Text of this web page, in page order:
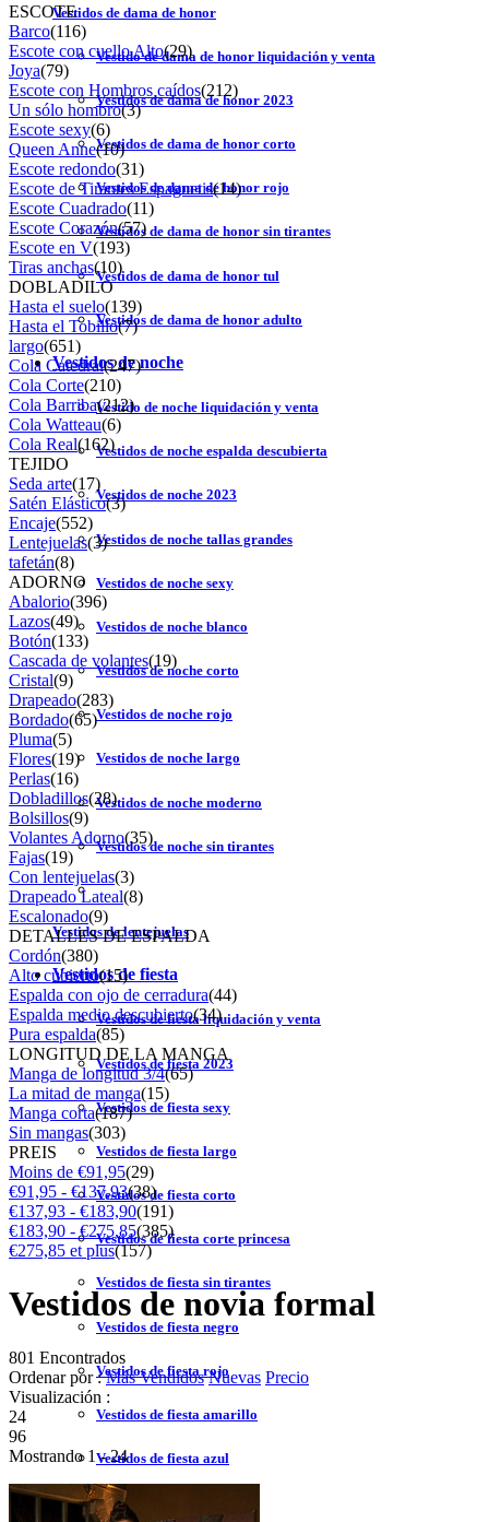
Vestidos de dama de honor
Vestido de dama de honor liquidación y venta
Vestidos de dama de honor 2023
Vestidos de dama de honor corto
Vestidos de dama de honor rojo
Vestidos de dama de honor sin tirantes
Vestidos de dama de honor tul
Vestidos de dama de honor adulto
Vestidos de noche
Vestido de noche liquidación y venta
Vestidos de noche espalda descubierta
Vestidos de noche 2023
Vestidos de noche tallas grandes
Vestidos de noche sexy
Vestidos de noche blanco
Vestidos de noche corto
Vestidos de noche rojo
Vestidos de noche largo
Vestidos de noche moderno
Vestidos de noche sin tirantes
Vestidos de lentejuelas
Vestidos de fiesta
Vestidos de fiesta liquidación y venta
Vestidos de fiesta 2023
Vestidos de fiesta sexy
Vestidos de fiesta largo
Vestidos de fiesta corto
Vestidos de fiesta corte princesa
Vestidos de fiesta sin tirantes
Vestidos de fiesta negro
Vestidos de fiesta rojo
Vestidos de fiesta amarillo
Vestidos de fiesta azul
Vestidos de cóctel
ESCOTE
Barco(116)
Escote con cuello Alto(29)
Joya(79)
Escote con Hombros caídos(212)
Un sólo hombro(3)
Escote sexy(6)
Queen Anne(10)
Escote redondo(31)
Escote de Tirantes Espaguetis(14)
Escote Cuadrado(11)
Escote Corazón(57)
Escote en V(193)
Tiras anchas(10)
DOBLADILO
Hasta el suelo(139)
Hasta el Tobillo(7)
largo(651)
Cola Catedral(247)
Cola Corte(210)
Cola Barriba(212)
Cola Watteau(6)
Cola Real(162)
TEJIDO
Seda arte(17)
Satén Elástico(3)
Encaje(552)
Lentejuelas(3)
tafetán(8)
ADORNO
Abalorio(396)
Lazos(49)
Botón(133)
Cascada de volantes(19)
Cristal(9)
Drapeado(283)
Bordado(65)
Pluma(5)
Flores(19)
Perlas(16)
Dobladillos(28)
Bolsillos(9)
Volantes Adorno(35)
Fajas(19)
Con lentejuelas(3)
Drapeado Lateal(8)
Escalonado(9)
DETALLES DE ESPALDA
Cordón(380)
Alto cubierto(15)
Espalda con ojo de cerradura(44)
Espalda medio descubierto(34)
Pura espalda(85)
LONGITUD DE LA MANGA
Manga de longitud 3/4(65)
La mitad de manga(15)
Manga corta(187)
Sin mangas(303)
PREIS
Moins de €91,95(29)
€91,95 - €137,93(38)
€137,93 - €183,90(191)
€183,90 - €275,85(385)
€275,85 et plus(157)
Vestidos de novia formal
801 Encontrados
Ordenar por :Más Vendidos Nuevas Precio
Visualización :
24
96
Mostrando 1 - 24